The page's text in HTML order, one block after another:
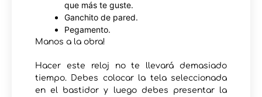
que más te guste.
Ganchito de pared.
Pegamento.
Manos a la obra!
Hacer este reloj no te llevará demasiado
tiempo. Debes colocar la tela seleccionada
en el bastidor y luego debes presentar la